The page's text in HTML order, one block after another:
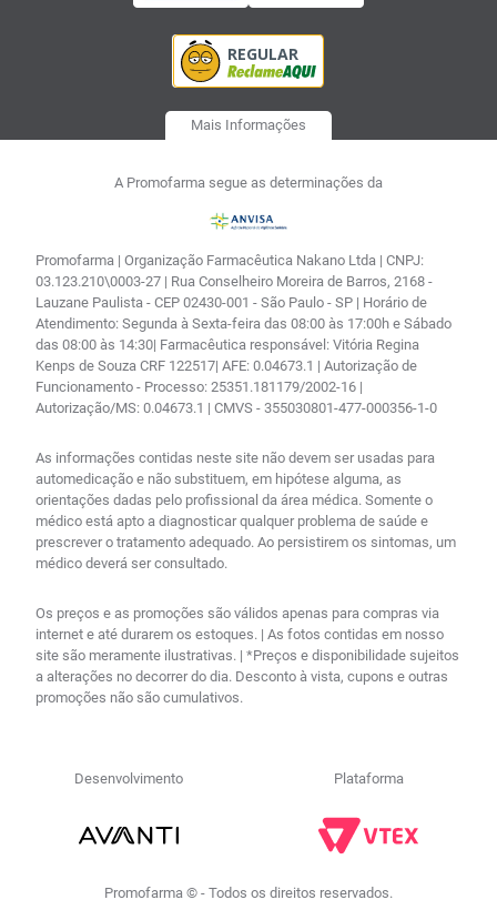
Mais Informações
A Promofarma segue as determinações da
Promofarma | Organização Farmacêutica Nakano Ltda | CNPJ:
03.123.210\0003-27 | Rua Conselheiro Moreira de Barros, 2168 -
Lauzane Paulista - CEP 02430-001 - São Paulo - SP | Horário de
Atendimento: Segunda à Sexta-feira das 08:00 às 17:00h e Sábado
das 08:00 às 14:30| Farmacêutica responsável: Vitória Regina
Kenps de Souza CRF 122517| AFE: 0.04673.1 | Autorização de
Funcionamento - Processo: 25351.181179/2002-16 |
Autorização/MS: 0.04673.1 | CMVS - 355030801-477-000356-1-0
As informações contidas neste site não devem ser usadas para
automedicação e não substituem, em hipótese alguma, as
orientações dadas pelo profissional da área médica. Somente o
médico está apto a diagnosticar qualquer problema de saúde e
prescrever o tratamento adequado. Ao persistirem os sintomas, um
médico deverá ser consultado.
Os preços e as promoções são válidos apenas para compras via
internet e até durarem os estoques. | As fotos contidas em nosso
site são meramente ilustrativas. | *Preços e disponibilidade sujeitos
a alterações no decorrer do dia. Desconto à vista, cupons e outras
promoções não são cumulativos.
Desenvolvimento Plataforma
Promofarma © - Todos os direitos reservados.